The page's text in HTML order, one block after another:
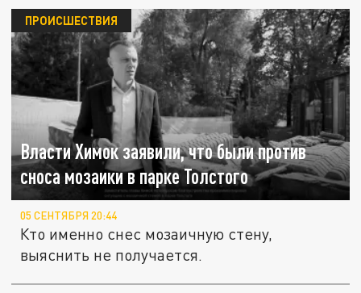
Власти Химок заявили, что были против
сноса мозаики в парке Толстого
ПРОИСШЕСТВИЯ
05 СЕНТЯБРЯ 20:44
Кто именно снес мозаичную стену,
выяснить не получается.